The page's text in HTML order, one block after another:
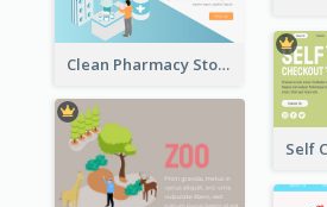
Clean Pharmacy Store Landing Page Isometric Graphics